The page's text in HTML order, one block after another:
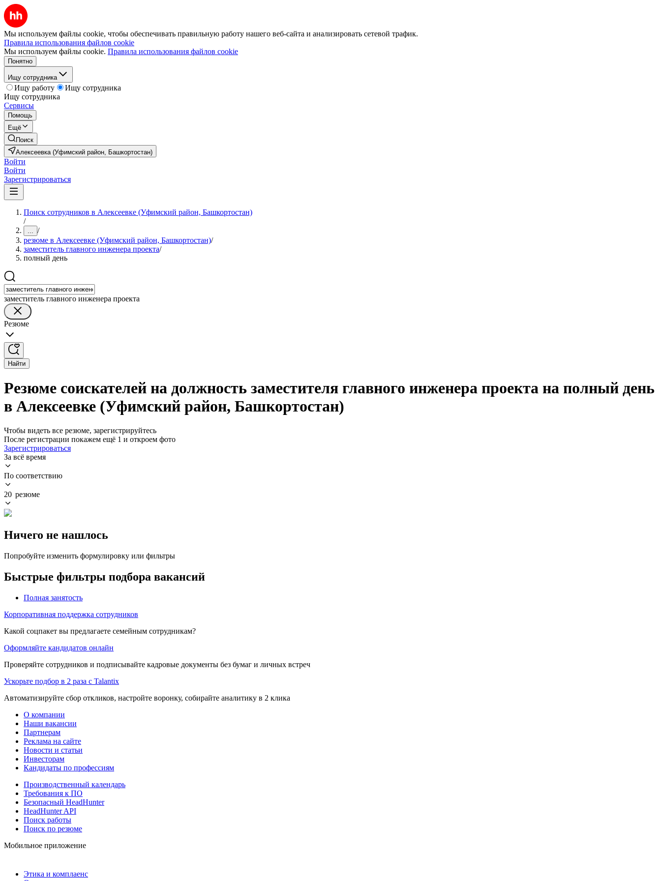
Мы используем файлы cookie, чтобы обеспечивать правильную работу нашего веб-сайта и анализировать сетевой трафик.
Правила использования файлов cookie
Мы используем файлы cookie. Правила использования файлов cookie
Понятно
Ищу сотрудника
Ищу работу
Ищу сотрудника
Ищу сотрудника
Сервисы
Помощь
Ещё
Поиск
Алексеевка (Уфимский район, Башкортостан)
Войти
Войти
Зарегистрироваться
Поиск сотрудников в Алексеевке (Уфимский район, Башкортостан)
/
... /
резюме в Алексеевке (Уфимский район, Башкортостан)/
заместитель главного инженера проекта/
полный день
заместитель главного инженера проекта
Резюме
Найти
Резюме соискателей на должность заместителя главного инженера проекта на полный день
в Алексеевке (Уфимский район, Башкортостан)
Чтобы видеть все резюме, зарегистрируйтесь
После регистрации покажем ещё 1 и откроем фото
Зарегистрироваться
За всё время
По соответствию
20 резюме
Ничего не нашлось
Попробуйте изменить формулировку или фильтры
Быстрые фильтры подбора вакансий
Полная занятость
Корпоративная поддержка сотрудников
Какой соцпакет вы предлагаете семейным сотрудникам?
Оформляйте кандидатов онлайн
Проверяйте сотрудников и подписывайте кадровые документы без бумаг и личных встреч
Ускорьте подбор в 2 раза с Talantix
Автоматизируйте сбор откликов, настройте воронку, собирайте аналитику в 2 клика
О компании
Наши вакансии
Партнерам
Реклама на сайте
Новости и статьи
Инвесторам
Кандидаты по профессиям
Производственный календарь
Требования к ПО
Безопасный HeadHunter
HeadHunter API
Поиск работы
Поиск по резюме
Мобильное приложение
Этика и комплаенс